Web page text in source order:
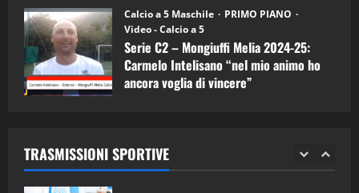
Calcio a 5 Maschile
PRIMO PIANO
Video - Calcio a 5
Serie C2 – Mongiuffi Melia 2024-25:
Carmelo Intelisano “nel mio animo ho
ancora voglia di vincere”
TRASMISSIONI SPORTIVE
1
“SportEmpire” in Podcast: 30^ Puntata
(Martedi 05 Maggio 2026)
08/05/2026
2 28/04/2026